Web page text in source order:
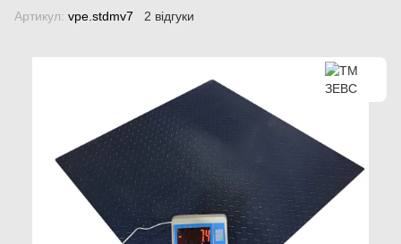
Артикул: vpe.stdmv7 2 відгуки